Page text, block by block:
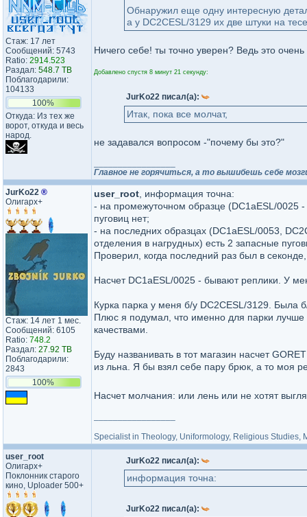
Стаж: 17 лет
Сообщений: 5743
Ratio: 2914.523
Раздал: 548.7 TB
Поблагодарили:
104133
100%
Откуда: Из тех же
ворот, откуда и весь
народ.
Обнаружил еще одну интересную
а у DC2CESL/3129 их две штуки на
Ничего себе! ты точно уверен? Ведь это
Добавлено спустя 8 минут 21 секунду:
JurKo22 писал(а):
Итак, пока все молчат,
не задавался вопросом -"почему бы это?"
Главное не горячиться, а то вышибешь себе
JurKo22 ®
Олигарх+
Стаж: 14 лет 1 мес.
Сообщений: 6105
Ratio: 748.2
Раздал: 27.92 TB
Поблагодарили:
2843
100%
user_root , информация точна:
- на промежуточном образце (DC1aESL/0025
пуговиц нет;
- на последних образцах (DC1aESL/0053,
отделения в нагрудных) есть 2 запасные
Проверил, когда последний раз был в
Насчет DC1aESL/0025 - бывают реплики. У
Курка парка у меня б/у DC2CESL/3129. Была
Плюс я подумал, что именно для парки
качествами.
Буду названивать в тот магазин насчет
из льна. Я бы взял себе пару брюк, а то моя
Насчет молчания: или лень или не хотят
Specialist in Theology, Uniformology, Religious
user_root
Олигарх+
Поклонник старого
кино, Uploader 500+
JurKo22 писал(а):
информация точна:
JurKo22 писал(а):